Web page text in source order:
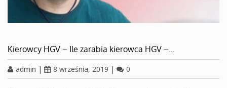
Kierowcy HGV – Ile zarabia kierowca HGV –…
admin | 8 września, 2019 | 0